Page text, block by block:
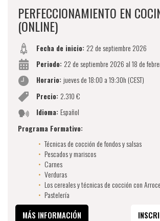
PERFECCIONAMIENTO EN
(ONLINE)
Fecha de inicio: 22 de septiembre 2026
Periodo: 22 de septiembre 2026 al 18 de
Horario: jueves de 18:00 a 19:30h (CEST)
Precio: 2.310 €
Idioma: Español
Programa Formativo:
Técnicas de cocción de fondos y salsas
Pescados y mariscos
Carnes
Verduras
Los cereales y técnicas de cocción con
Pastelería
MÁS INFORMACIÓN